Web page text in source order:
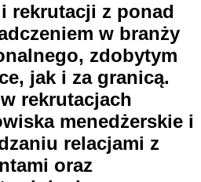
rekrutacji z ponad
w branży
zdobytym
jak i za granicą.
rekrutacjach
menedżerskie i
relacjami z
oraz